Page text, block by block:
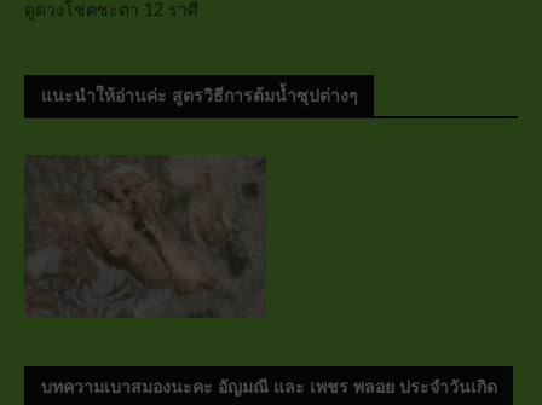
ดูดวงโชคชะตา 12 ราศี
แนะนำให้อ่านค่ะ สูตรวิธีการต้มน้ำซุปต่างๆ
บทความเบาสมองนะคะ อัญมณี และ เพชร พลอย ประจำวันเกิด